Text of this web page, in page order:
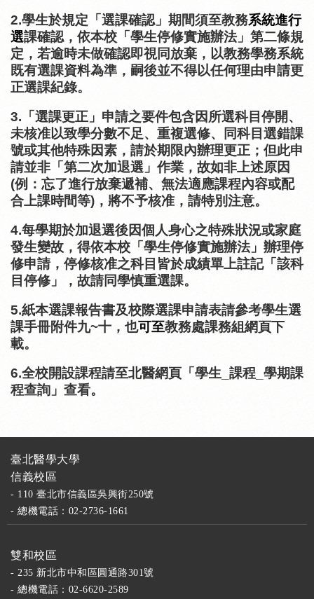
2.學生於規定「選課確認」期間須至教務系統進行
選課確認，依本校「學生停修實施辦法」第二條規
定，若逾時未做確認即視同放棄，以教務學務系統
既有選課資料為準，嗣後並不得以任何理由申請更
正選課紀錄。
3. 「選課更正」申請之要件包含因所選科目停開、
未核准以致學分數不足、重複選修、同科目選錯課
號或其他特殊因素，請於期限內辦理更正；但此申
請並非「第二次加退選」作業，故如非上述原因
(例：忘了進行放棄遞補、無法適應課程內容或配
合上課時間等) ，將不予核准，請特別注意。
4.每學期於加退選後因個人身心之特殊狀況或家庭
發生變故，得依本校「學生停修實施辦法」辦理停
修申請，停修核准之科目皆於成績單上註記「該科
目停修」，故請同學慎重選課。
5.紙本選課報告書及校際選課申請表請參考學生選
課手冊附件九~十 ，也可至教務處課務組網頁下
載。
6.全校開設課程請至北醫網頁「學生 課程 學期課
程查詢」查看。
臺北醫學大學
信義校區
- 110 臺北市信義區吳興街250號
- 總機電話：02-2736-1661
雙和校區
- 235 新北市中和區圓通路301號
- 總機電話：02-6620-2589